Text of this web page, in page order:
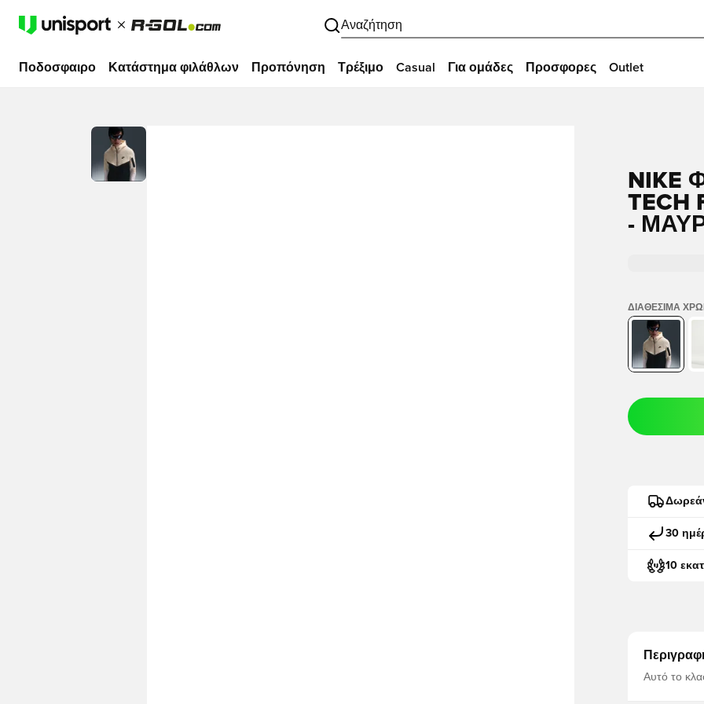
Αναζήτηση
Ποδοσφαιρο Κατάστημα φιλάθλων Προπόνηση Τρέξιμο Casual Για ομάδες Προσφορες Outlet
NIKE
TECH
-
ΔΙΑΘΈΣΙΜΑ
30
10
Αυτό το